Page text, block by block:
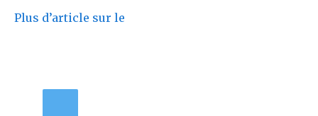
Plus d’article sur le